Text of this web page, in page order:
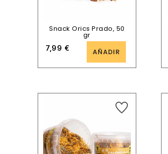
Snack Orics Prado, 50
gr
7,99 € AÑADIR